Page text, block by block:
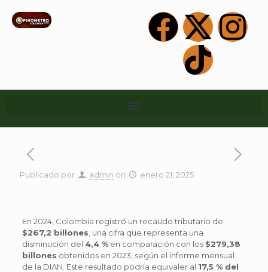
Publicado por admin on enero 21, 2025
En 2024, Colombia registró un recaudo tributario de
$267,2 billones , una cifra que representa una
disminución del 4,4 %en comparación con los $279,38
billones obtenidos en 2023, según el informe mensual
de la DIAN. Este resultado podría equivaler al 17,5 % del